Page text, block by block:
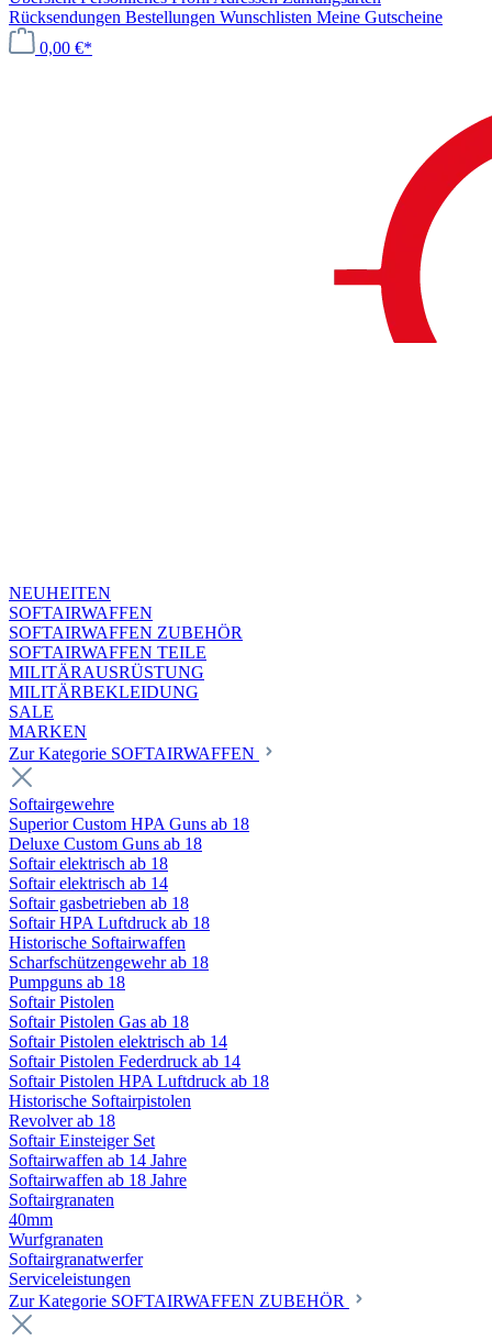
Rücksendungen Bestellungen Wunschlisten Meine Gutscheine
0,00 €*
NEUHEITEN
SOFTAIRWAFFEN
SOFTAIRWAFFEN ZUBEHÖR
SOFTAIRWAFFEN TEILE
MILITÄRAUSRÜSTUNG
MILITÄRBEKLEIDUNG
SALE
MARKEN
Zur Kategorie SOFTAIRWAFFEN
Softairgewehre
Superior Custom HPA Guns ab 18
Deluxe Custom Guns ab 18
Softair elektrisch ab 18
Softair elektrisch ab 14
Softair gasbetrieben ab 18
Softair HPA Luftdruck ab 18
Historische Softairwaffen
Scharfschützengewehr ab 18
Pumpguns ab 18
Softair Pistolen
Softair Pistolen Gas ab 18
Softair Pistolen elektrisch ab 14
Softair Pistolen Federdruck ab 14
Softair Pistolen HPA Luftdruck ab 18
Historische Softairpistolen
Revolver ab 18
Softair Einsteiger Set
Softairwaffen ab 14 Jahre
Softairwaffen ab 18 Jahre
Softairgranaten
40mm
Wurfgranaten
Softairgranatwerfer
Serviceleistungen
Zur Kategorie SOFTAIRWAFFEN ZUBEHÖR